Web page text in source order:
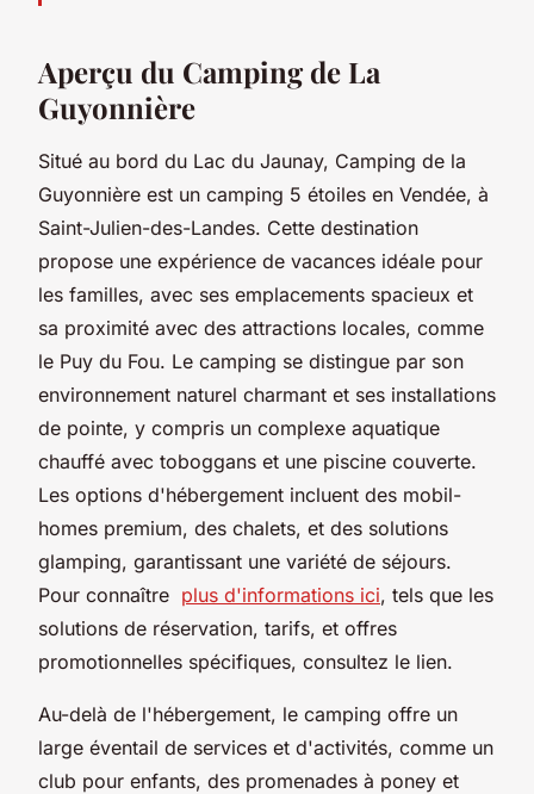
Aperçu du Camping de La
Guyonnière
Situé au bord du Lac du Jaunay, Camping de la
Guyonnière est un camping 5 étoiles en Vendée, à
Saint-Julien-des-Landes. Cette destination
propose une expérience de vacances idéale pour
les familles, avec ses emplacements spacieux et
sa proximité avec des attractions locales, comme
le Puy du Fou. Le camping se distingue par son
environnement naturel charmant et ses installations
de pointe, y compris un complexe aquatique
chauffé avec toboggans et une piscine couverte.
Les options d'hébergement incluent des mobil-
homes premium, des chalets, et des solutions
glamping, garantissant une variété de séjours.
Pour connaître plus d'informations ici, tels que les
solutions de réservation, tarifs, et offres
promotionnelles spécifiques, consultez le lien.
Au-delà de l'hébergement, le camping offre un
large éventail de services et d'activités, comme un
club pour enfants, des promenades à poney et